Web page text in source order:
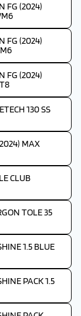
FG (2024)
FG (2024)
FG (2024)
130 SS
MAX
CLUB
TOLE 35
1.5 BLUE
PACK 1.5